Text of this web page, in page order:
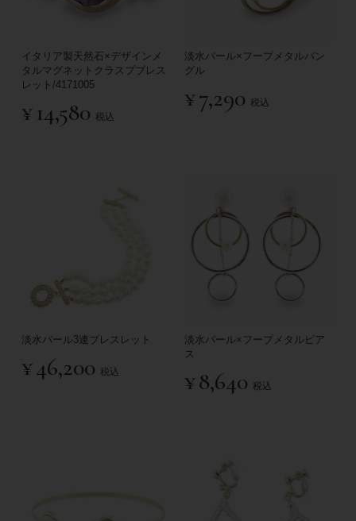
イタリア製天然石×デザインメ
タルマグネットクラスプブレス
レット/4171005
¥ 14,580 税込
淡水パール×フープメタルバン
グル
¥7,290 税込
淡水パール3連ブレスレット
¥46,200 税込
淡水パール×フープメタルピア
ス
¥8,640 税込